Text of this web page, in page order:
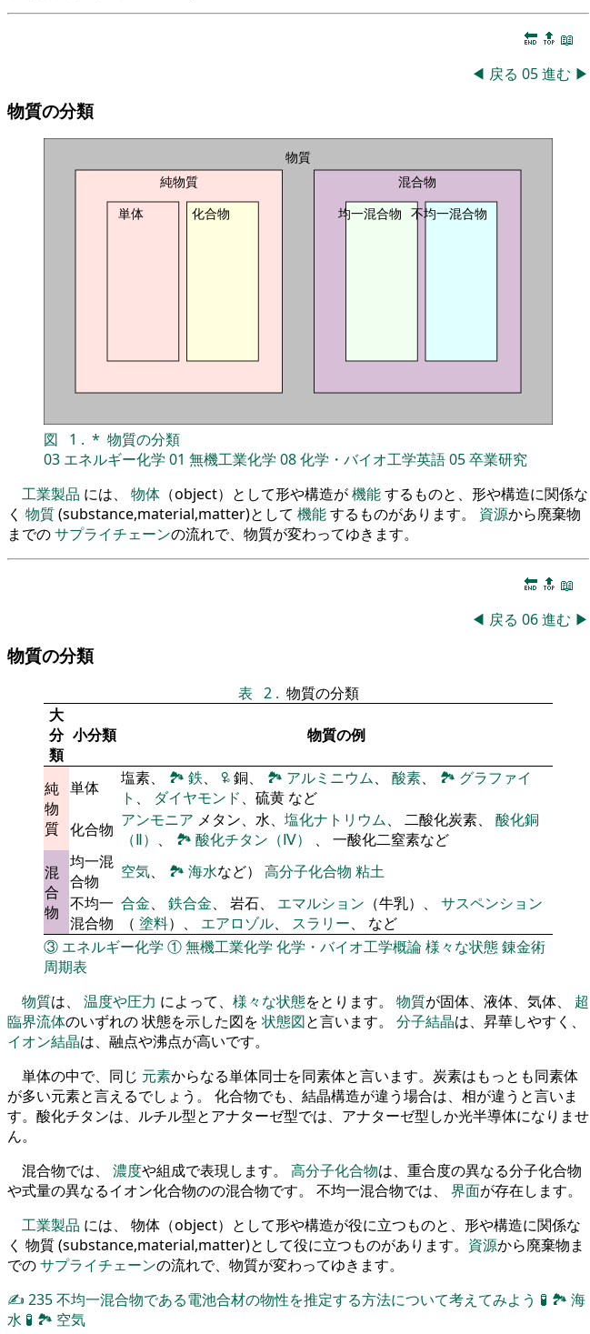
🔚 🔝 📖
◀ 戻る 05進む ▶
物質の分類
物質
純物質
単体
化合物
混合物
均一混合物 不均一混合物
図 1 . * 物質の分類
03 エネルギー化学 01 無機工業化学 08化学・バイオ工学英語05卒業研究
工業製品 には、 物体 （object）として形や構造が機能するものと、形や構造に関係な
く 物質(substance,material,matter)として 機能するものがあります。 資源から廃棄物
までのサプライチェーンの流れで、物質が変わってゆきます。
🔚 🔝 📖
◀ 戻る 06進む ▶
物質の分類
表 2 . 物質の分類
大
分
類
小分類 物質の例
純
物
質
単体 塩素、 🏞 鉄、 🜠銅、 🏞 アルミニウム、 酸素、 🏞 グラファイ
ト 、 ダイヤモンド、硫黄 など
化合物 アンモニア メタン、水、 塩化ナトリウム、 二酸化炭素、 酸化銅
（Ⅱ） 、 🏞 酸化チタン（Ⅳ） 、 一酸化二窒素など
混
合
物
均一混
合物
空気、 🏞 海水など） 高分子化合物 粘土
不均一
混合物
合金、 鉄合金、 岩石、 エマルション （牛乳）、 サスペンション
（ 塗料）、 エアロゾル、 スラリー、 など
③ エネルギー化学 ①無機工業化学 化学・バイオ工学概論様々な状態錬金術
周期表
物質は、 温度や圧力 によって、 様々な状態をとります。 物質が固体、液体、気体、 超
臨界流体のいずれの 状態を示した図を 状態図と言います。 分子結晶は、昇華しやすく、
イオン結晶は、融点や沸点が高いです。
単体の中で、同じ 元素からなる単体同士を同素体と言います。炭素はもっとも同素体
が多い元素と言えるでしょう。 化合物でも、結晶構造が違う場合は、相が違うと言いま
す。酸化チタンは、ルチル型とアナターゼ型では、アナターゼ型しか光半導体になりませ
ん。
混合物では、 濃度や組成で表現します。 高分子化合物は、重合度の異なる分子化合物
や式量の異なるイオン化合物のの混合物です。 不均一混合物では、 界面が存在します。
工業製品 には、 物体（object）として形や構造が役に立つものと、形や構造に関係な
く 物質 (substance,material,matter)として役に立つものがあります。 資源から廃棄物ま
でのサプライチェーンの流れで、物質が変わってゆきます。
✍ 235不均一混合物である電池合材の物性を推定する方法について考えてみよう 🧪 🏞 海
水 🧪 🏞 空気